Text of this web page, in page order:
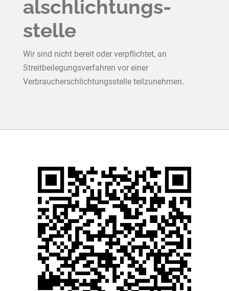
al­schlichtungs­
stelle
Wir sind nicht bereit oder verpflichtet, an
Streitbeilegungsverfahren vor einer
Verbraucherschlichtungsstelle teilzunehmen.